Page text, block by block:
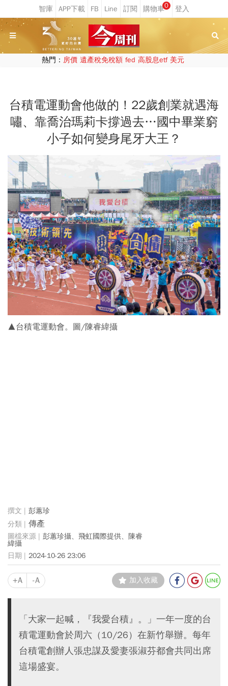
0
熱門： 房價 遺產稅免稅額 fed 高股息etf 美元
台積電運動會他做的！22歲創業就遇海
嘯、靠喬治瑪莉卡撐過去…國中畢業窮
小子如何變身尾牙大王？
▲台積電運動會。圖/陳睿緯攝
彭蕙珍
傳產
彭蕙珍攝、飛虹國際提供、陳睿
緯攝
2024-10-26 23:06
+A -A 加入收藏
「大家一起喊，『我愛台積』。」一年一度的台
積電運動會於周六（10/26）在新竹舉辦。每年
台積電創辦人張忠謀及愛妻張淑芬都會共同出席
這場盛宴。